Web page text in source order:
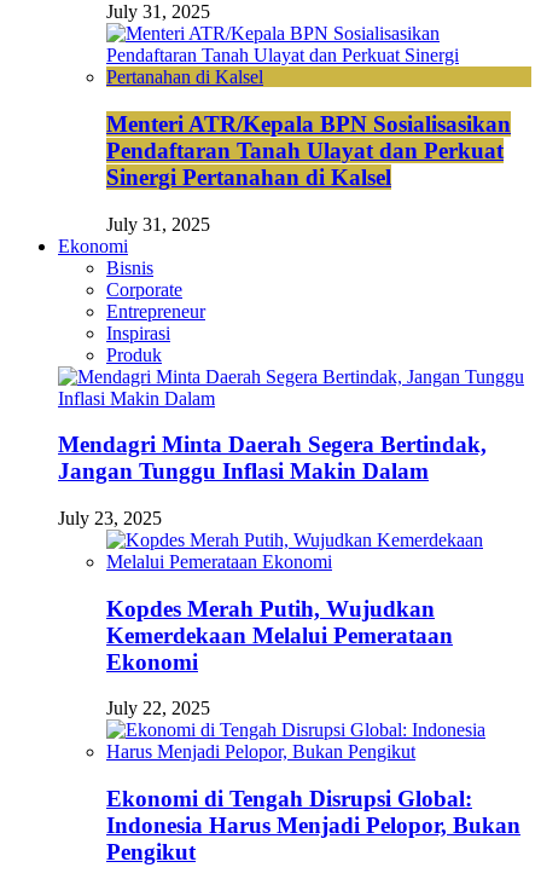
July 31, 2025
Menteri ATR/Kepala BPN Sosialisasikan
Pendaftaran Tanah Ulayat dan Perkuat
Sinergi Pertanahan di Kalsel
July 31, 2025
Ekonomi
Bisnis
Corporate
Entrepreneur
Inspirasi
Produk
Mendagri Minta Daerah Segera Bertindak,
Jangan Tunggu Inflasi Makin Dalam
July 23, 2025
Kopdes Merah Putih, Wujudkan
Kemerdekaan Melalui Pemerataan
Ekonomi
July 22, 2025
Ekonomi di Tengah Disrupsi Global:
Indonesia Harus Menjadi Pelopor, Bukan
Pengikut